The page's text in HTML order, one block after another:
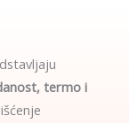
termo i